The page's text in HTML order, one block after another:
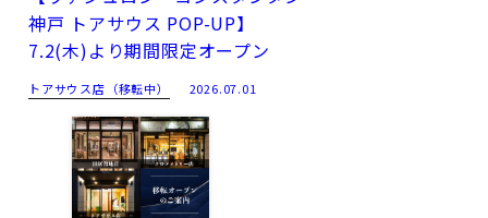
ダイヤルは、ホワイトゴールドモデルにはブルーグレーに着色
したマザーオブパール、ピンクゴールドモデルにはホワイトの
マザーオブパールがあしらわれています。オパーリン仕上げの
ムーンフェイズ表示のディスクは、いずれもダイヤルと同色
で、月と星のモチーフにはケース素材のゴールドと同じ色合い
のゴールドに揃えられています。ベゼルとラグには76個のラウ
神戸 トアサウス POP-UP】
7.2(木)より期間限定オープン
トアサウス店（移転中） 2026.07.01